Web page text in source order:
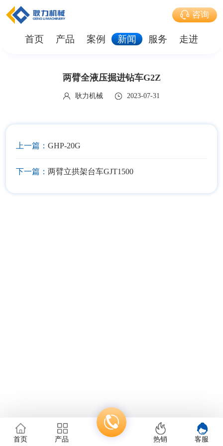
咨询
首页 产品 案例 新闻 服务 走进
两臂全液压掘进钻车G2Z
耿力机械 2023-07-31
上一篇： GHP-20G
下一篇： 两臂立拱架台车GJT1500
首页 产品 热销 客服